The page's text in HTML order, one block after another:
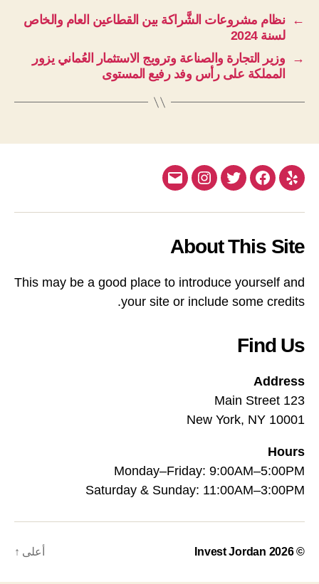
←
نظام مشروعات الشَّراكة بين القطاعين العام والخاص
لسنة 2024
→
وزير التجارة والصناعة وترويج الاستثمار العُماني يزور
المملكة على رأس وفد رفيع المستوى
Yelp
Facebook
Twitter
Instagram
Email
About This Site
This may be a good place to introduce yourself and
your site or include some credits.
Find Us
Address
123 Main Street
New York, NY 10001
Hours
Monday–Friday: 9:00AM–5:00PM
Saturday & Sunday: 11:00AM–3:00PM
© 2026
Invest Jordan أعلى ↑